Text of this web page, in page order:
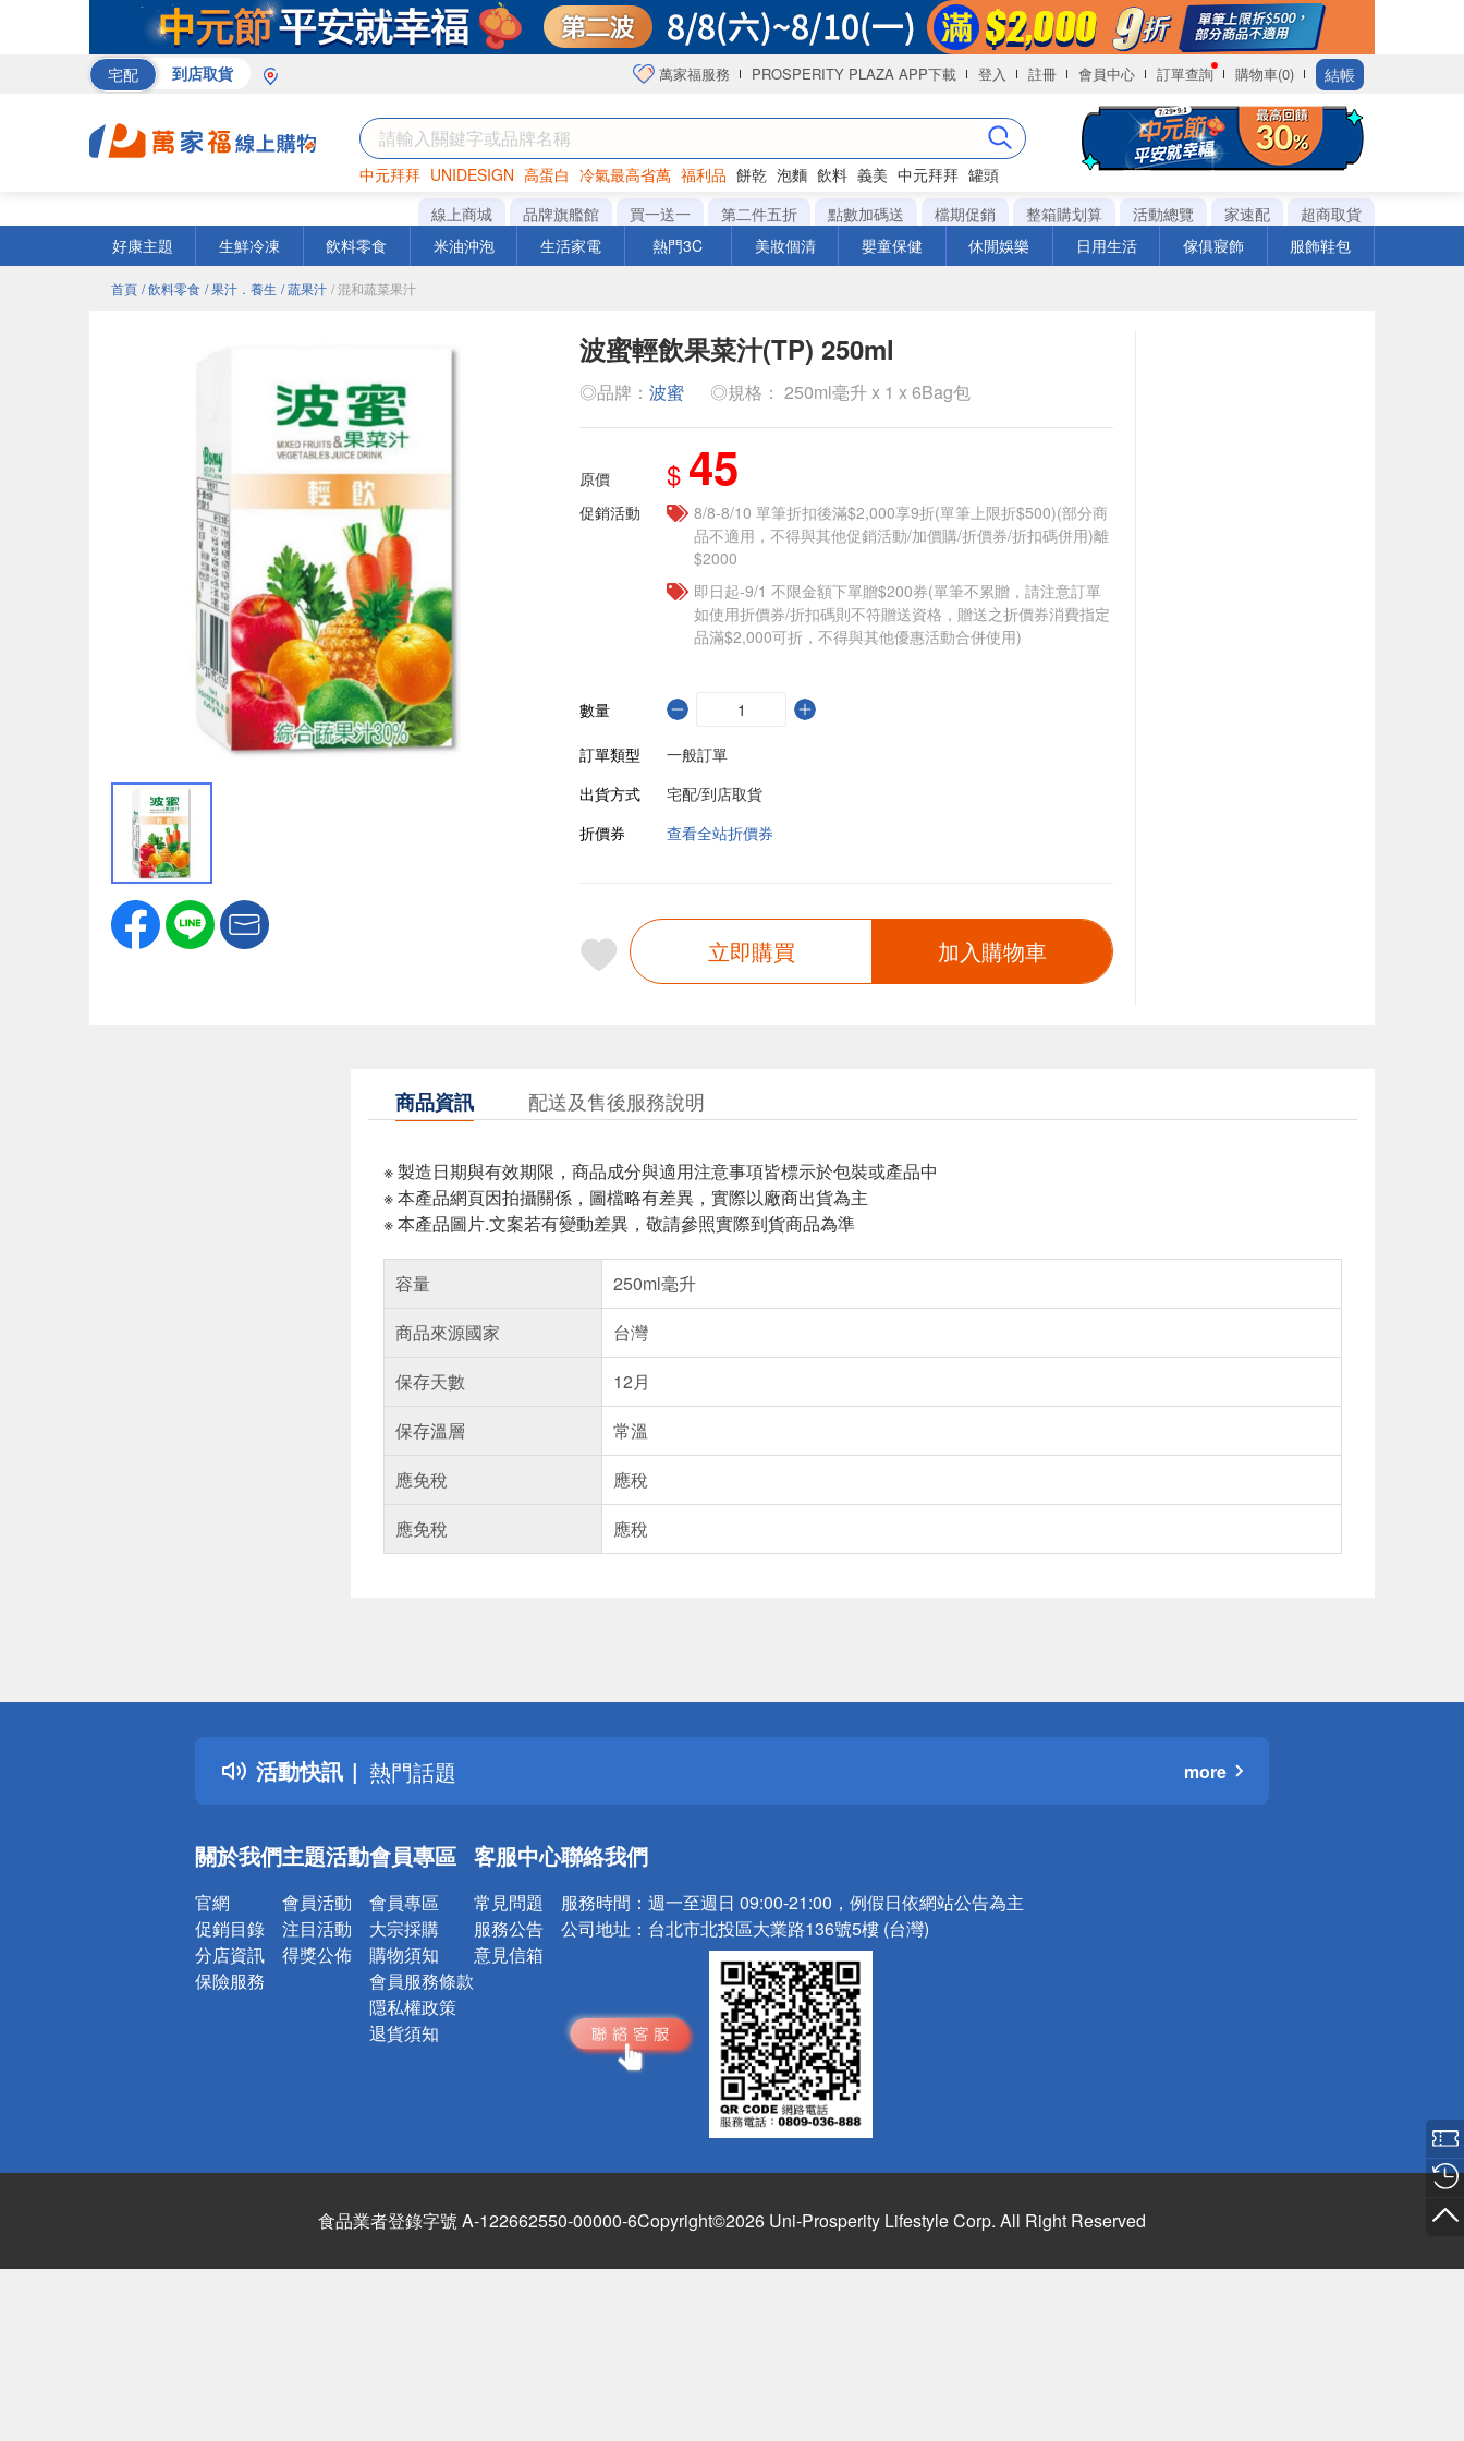
宅配 到店取貨 萬家福服務 PROSPERITY PLAZA APP下載 登入 註冊 會員中心 訂單查詢 購物車(0) 結帳
中元拜拜 UNIDESIGN 高蛋白 冷氣最高省萬 福利品 餅乾 泡麵 飲料 義美 中元拜拜 罐頭
巧克力 衛生紙 咖啡
線上商城 品牌旗艦館 買一送一 第二件五折 點數加碼送 檔期促銷 整箱購划算 活動總覽 家速配
超商取貨
好康主題
生鮮冷凍 飲料零食 米油沖泡 生活家電 熱門3C 美妝個清 嬰童保健 休閒娛樂 日用生活 傢俱寢飾 服飾鞋包
首頁 / 飲料零食 / 果汁．養生 / 蔬果汁 / 混和蔬菜果汁
波蜜輕飲果菜汁(TP) 250ml
◎品牌： 波蜜 ◎規格： 250ml毫升 x 1 x 6Bag包
原價 $ 45
促銷活動
8/8-8/10 單筆折扣後滿$2,000享9折(單筆上限折$500)(部分商
品不適用，不得與其他促銷活動/加價購/折價券/折扣碼併用)離
$2000
即日起-9/1 不限金額下單贈$200券(單筆不累贈，請注意訂單
如使用折價券/折扣碼則不符贈送資格，贈送之折價券消費指定
品滿$2,000可折，不得與其他優惠活動合併使用)
數量
訂單類型
一般訂單
出貨方式
宅配/到店取貨
折價券
查看全站折價券
立即購買 加入購物車
商品資訊 配送及售後服務說明
※ 製造日期與有效期限，商品成分與適用注意事項皆標示於包裝或產品中
※ 本產品網頁因拍攝關係，圖檔略有差異，實際以廠商出貨為主
※ 本產品圖片.文案若有變動差異，敬請參照實際到貨商品為準
容量
250ml毫升
商品來源國家
台灣
保存天數
12月
保存溫層
常溫
應免稅
應稅
應免稅
應稅
活動快訊
詐騙網頁！請小心！
得獎公告
熱門話題
銀行優惠
詐騙網頁！請小心！
more
關於我們
官網
促銷目錄
分店資訊
保險服務
主題活動
會員活動
注目活動
得獎公佈
會員專區
會員專區
大宗採購
購物須知
會員服務條款
隱私權政策
退貨須知
客服中心
常見問題
服務公告
意見信箱
聯絡我們
服務時間： 週一至週日 09:00-21:00，例假日依網站公告為主
公司地址： 台北市北投區大業路136號5樓 (台灣)
食品業者登錄字號 A-122662550-00000-6Copyright©2026 Uni-Prosperity Lifestyle Corp. All Right Reserved